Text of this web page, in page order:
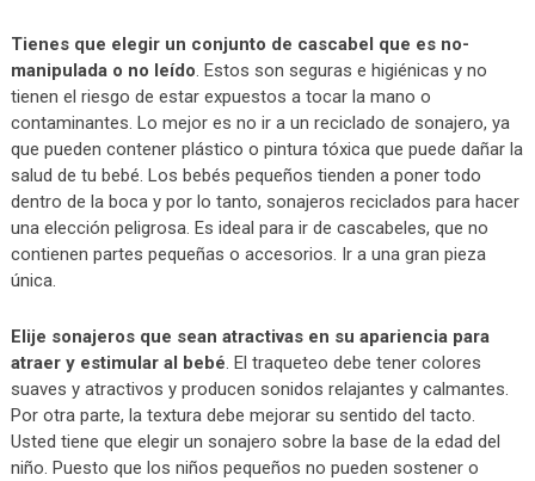
Tienes que elegir un conjunto de cascabel que es no-
manipulada o no leído. Estos son seguras e higiénicas y no
tienen el riesgo de estar expuestos a tocar la mano o
contaminantes. Lo mejor es no ir a un reciclado de sonajero, ya
que pueden contener plástico o pintura tóxica que puede dañar la
salud de tu bebé. Los bebés pequeños tienden a poner todo
dentro de la boca y por lo tanto, sonajeros reciclados para hacer
una elección peligrosa. Es ideal para ir de cascabeles, que no
contienen partes pequeñas o accesorios. Ir a una gran pieza
única.
Elije sonajeros que sean atractivas en su apariencia para
atraer y estimular al bebé. El traqueteo debe tener colores
suaves y atractivos y producen sonidos relajantes y calmantes.
Por otra parte, la textura debe mejorar su sentido del tacto.
Usted tiene que elegir un sonajero sobre la base de la edad del
niño. Puesto que los niños pequeños no pueden sostener o